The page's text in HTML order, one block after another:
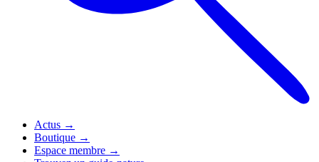
Actus →
Boutique →
Espace membre →